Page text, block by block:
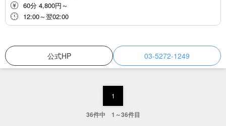
60分 4,800円～
12:00～翌02:00
公式HP 03-5272-1249
1
36件中 1～36件目